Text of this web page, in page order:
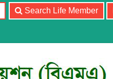
Search Life Member